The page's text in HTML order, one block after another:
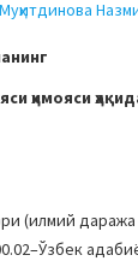
Муҳитдинова
ҳимояси
(илмий